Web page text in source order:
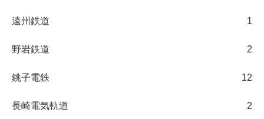
遠州鉄道 1
野岩鉄道 2
銚子電鉄 12
長崎電気軌道 2